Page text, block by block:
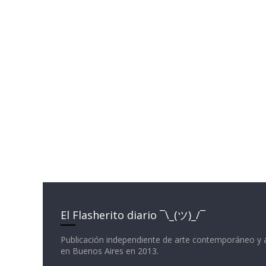
El Flasherito diario ¯\_(ツ)_/¯
Publicación independiente de arte contemporáneo y
en Buenos Aires en 2013.